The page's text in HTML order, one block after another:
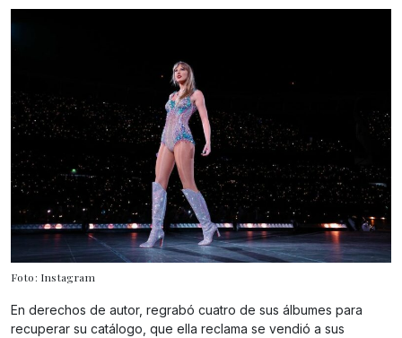
Foto: Instagram
En derechos de autor, regrabó cuatro de sus álbumes para
recuperar su catálogo, que ella reclama se vendió a sus